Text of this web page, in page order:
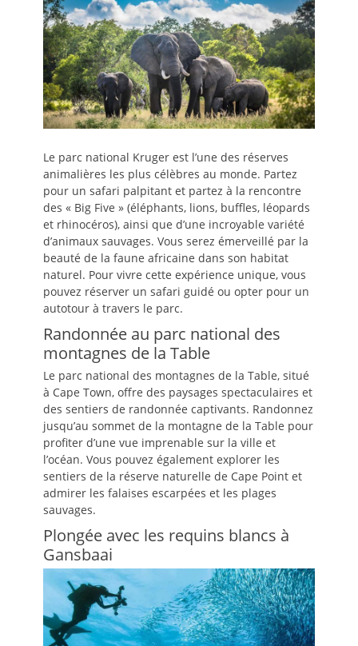
Le parc national Kruger est l’une des réserves
animalières les plus célèbres au monde. Partez
pour un safari palpitant et partez à la rencontre
des « Big Five » (éléphants, lions, buffles, léopards
et rhinocéros), ainsi que d’une incroyable variété
d’animaux sauvages. Vous serez émerveillé par la
beauté de la faune africaine dans son habitat
naturel. Pour vivre cette expérience unique, vous
pouvez réserver un safari guidé ou opter pour un
autotour à travers le parc.
Randonnée au parc national des
montagnes de la Table
Le parc national des montagnes de la Table, situé
à Cape Town, offre des paysages spectaculaires et
des sentiers de randonnée captivants. Randonnez
jusqu’au sommet de la montagne de la Table pour
profiter d’une vue imprenable sur la ville et
l’océan. Vous pouvez également explorer les
sentiers de la réserve naturelle de Cape Point et
admirer les falaises escarpées et les plages
sauvages.
Plongée avec les requins blancs à
Gansbaai